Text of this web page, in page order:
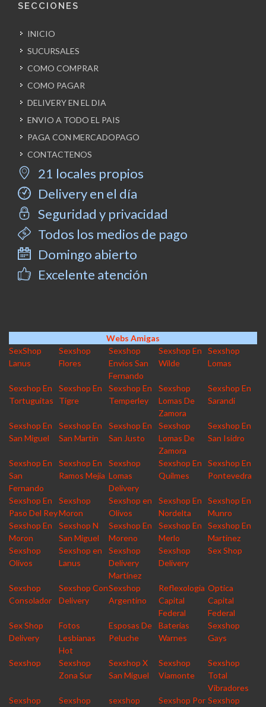
SECCIONES
INICIO
SUCURSALES
COMO COMPRAR
COMO PAGAR
DELIVERY EN EL DIA
ENVIO A TODO EL PAIS
PAGA CON MERCADOPAGO
CONTACTENOS
21 locales propios
Delivery en el día
Seguridad y privacidad
Todos los medios de pago
Domingo abierto
Excelente atención
Webs Amigas
SexShop
Lanus
Sexshop
Flores
Sexshop
Envios San
Fernando
Sexshop En
Wilde
Sexshop
Lomas
Sexshop En
Tortuguitas
Sexshop En
Tigre
Sexshop En
Temperley
Sexshop
Lomas De
Zamora
Sexshop En
Sarandi
Sexshop En
San Miguel
Sexshop En
San Martin
Sexshop En
San Justo
Sexshop
Lomas De
Zamora
Sexshop En
San Isidro
Sexshop En
San
Fernando
Sexshop En
Ramos Mejia
Sexshop
Lomas
Delivery
Sexshop En
Quilmes
Sexshop En
Pontevedra
Sexshop En
Paso Del Rey
Sexshop
Moron
Sexshop en
Olivos
Sexshop En
Nordelta
Sexshop En
Munro
Sexshop En
Moron
Sexshop N
San Miguel
Sexshop En
Moreno
Sexshop En
Merlo
Sexshop En
Martinez
Sexshop
Olivos
Sexshop en
Lanus
Sexshop
Delivery
Martinez
Sexshop
Delivery
Sex Shop
Sexshop
Consolador
Sexshop Con
Delivery
Sexshop
Argentino
Reflexologia
Capital
Federal
Optica
Capital
Federal
Sex Shop
Delivery
Fotos
Lesbianas
Hot
Esposas De
Peluche
Baterias
Warnes
Sexshop
Gays
Sexshop
Sexshop
Zona Sur
Sexshop X
San Miguel
Sexshop
Viamonte
Sexshop
Total
Vibradores
Sexshop
Sexshop
sexshop
Sexshop Por Sexshop